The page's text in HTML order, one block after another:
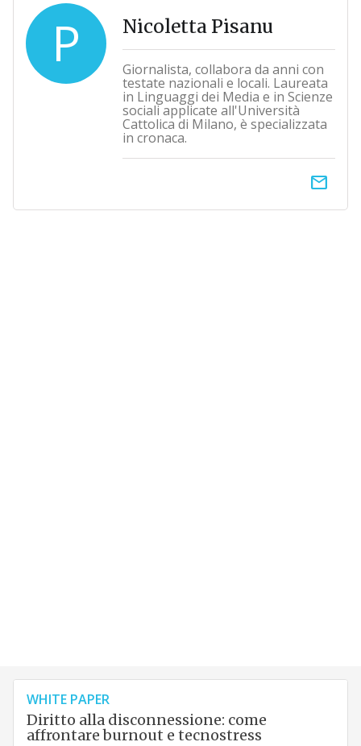
P Nicoletta Pisanu
Giornalista, collabora da anni con
testate nazionali e locali. Laureata
in Linguaggi dei Media e in Scienze
sociali applicate all'Università
Cattolica di Milano, è specializzata
in cronaca.
email
WHITE PAPER
Diritto alla disconnessione: come
affrontare burnout e tecnostress